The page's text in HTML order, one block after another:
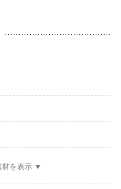
材を表示 ▼